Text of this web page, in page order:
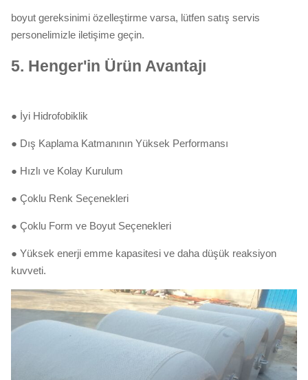
boyut gereksinimi özelleştirme varsa, lütfen satış servis
personelimizle iletişime geçin.
5. Henger'in Ürün Avantajı
● İyi Hidrofobiklik
● Dış Kaplama Katmanının Yüksek Performansı
● Hızlı ve Kolay Kurulum
● Çoklu Renk Seçenekleri
● Çoklu Form ve Boyut Seçenekleri
● Yüksek enerji emme kapasitesi ve daha düşük reaksiyon
kuvveti.